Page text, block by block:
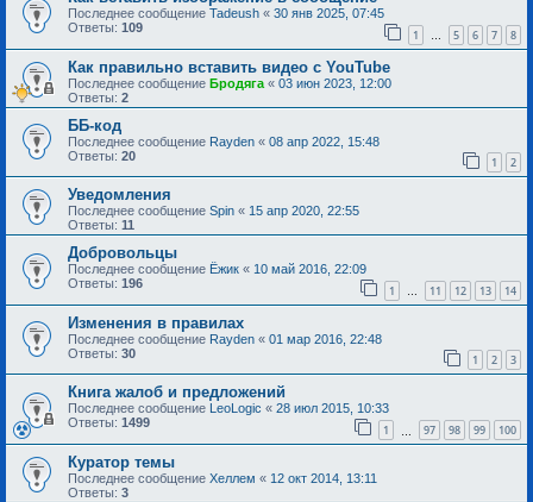
Последнее сообщение Tadeush « 30 янв 2025, 07:45
Ответы: 109 1 … 5 6 7 8
Как правильно вставить видео с YouTube
Последнее сообщение Бродяга « 03 июн 2023, 12:00
Ответы: 2
ББ-код
Последнее сообщение Rayden « 08 апр 2022, 15:48
Ответы: 20 1 2
Уведомления
Последнее сообщение Spin « 15 апр 2020, 22:55
Ответы: 11
Добровольцы
Последнее сообщение Ёжик « 10 май 2016, 22:09
Ответы: 196 1 … 11 12 13 14
Изменения в правилах
Последнее сообщение Rayden « 01 мар 2016, 22:48
Ответы: 30 1 2 3
Книга жалоб и предложений
Последнее сообщение LeoLogic « 28 июл 2015, 10:33
Ответы: 1499 1 97 98 99 100
Куратор темы
Последнее сообщение Хеллем « 12 окт 2014, 13:11
Ответы: 3